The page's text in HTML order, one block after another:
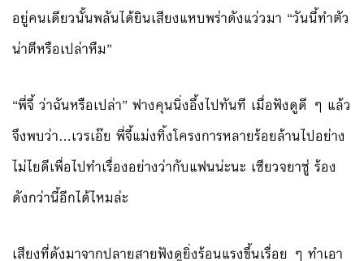
อยู่คนเดียวนั้นพลันได้ยินเสียงแหบพร่าดังแว่วมา “วันนี้ทำตัว
น่าตีหรือเปล่าหืม”
“พี่จี้ ว่าฉันหรือเปล่า” ฟางคุนนิ่งอึ้งไปทันที เมื่อฟังดูดี ๆ แล้ว
จึงพบว่า…เวรเอ๊ย พี่จี้แม่งทิ้งโครงการหลายร้อยล้านไปอย่าง
ไม่ไยดีเพื่อไปทำเรื่องอย่างว่ากับแฟนน่ะนะ เซียวจยาซู่ ร้อง
ดังกว่านี้อีกได้ไหมล่ะ
เสียงที่ดังมาจากปลายสายฟังดูยิ่งร้อนแรงขึ้นเรื่อย ๆ ทำเอา